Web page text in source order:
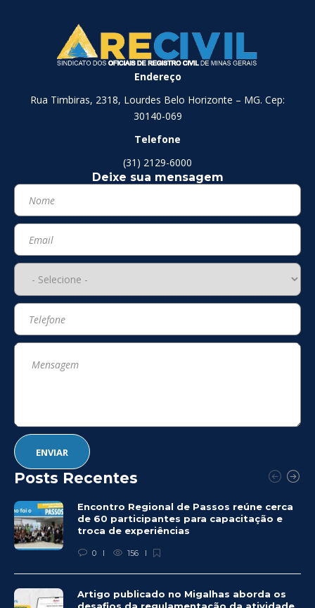
Endereço
Rua Timbiras, 2318, Lourdes Belo Horizonte – MG. Cep:
30140-069
Telefone
(31) 2129-6000
Deixe sua mensagem
Posts Recentes
Encontro Regional de Passos reúne cerca
de 60 participantes para capacitação e
troca de experiências
0 156
Artigo publicado no Migalhas aborda os